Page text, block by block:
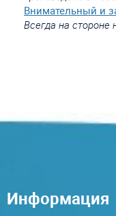
Внимательный и
Всегда на
Информация